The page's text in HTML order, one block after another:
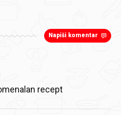
Napiši komentar
recept